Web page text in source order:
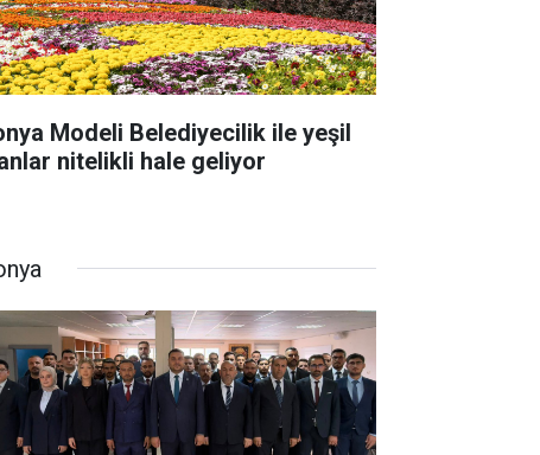
Modeli Belediyecilik ile yeşil
nitelikli hale geliyor